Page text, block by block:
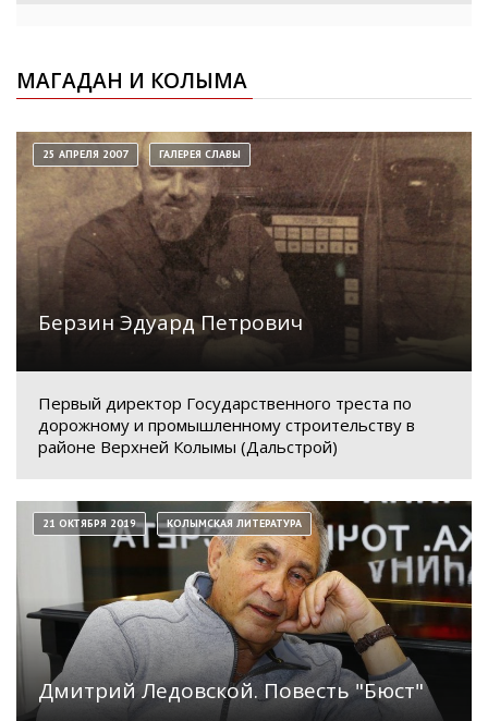
МАГАДАН И КОЛЫМА
Берзин Эдуард Петрович
25 АПРЕЛЯ 2007 ГАЛЕРЕЯ СЛАВЫ
Первый директор Государственного треста по
дорожному и промышленному строительству в
районе Верхней Колымы (Дальстрой)
Дмитрий Ледовской. Повесть "Бюст"
21 ОКТЯБРЯ 2019 КОЛЫМСКАЯ ЛИТЕРАТУРА